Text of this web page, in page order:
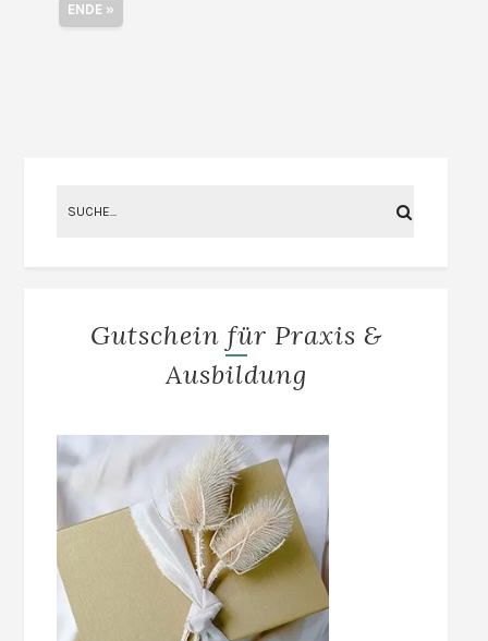
ENDE »
Gutschein für Praxis &
Ausbildung